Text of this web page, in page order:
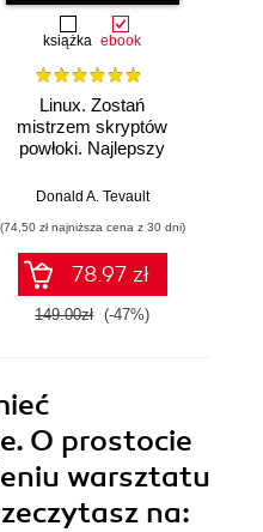
książka ebook
Linux. Zostań
mistrzem skryptów
powłoki. Najlepszy
którym
zautomatyzujesz i
usprawnisz każde
zadanie
Donald A. Tevault
(74,50 zł najniższa cena z 30 dni)
78.97 zł
149.00zł (-47%)
O prostocie
warsztatu
na: